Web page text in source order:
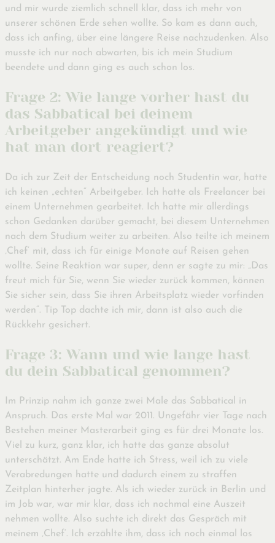
und mir wurde ziemlich schnell klar, dass ich mehr von
unserer schönen Erde sehen wollte. So kam es dann auch,
dass ich anfing, über eine längere Reise nachzudenken. Also
musste ich nur noch abwarten, bis ich mein Studium
beendete und dann ging es auch schon los.
Frage 2: Wie lange vorher hast du
das Sabbatical bei deinem
Arbeitgeber angekündigt und wie
hat man dort reagiert?
Da ich zur Zeit der Entscheidung noch Studentin war, hatte
ich keinen „echten“ Arbeitgeber. Ich hatte als Freelancer bei
einem Unternehmen gearbeitet. Ich hatte mir allerdings
schon Gedanken darüber gemacht, bei diesem Unternehmen
nach dem Studium weiter zu arbeiten. Also teilte ich meinem
‚Chef‘ mit, dass ich für einige Monate auf Reisen gehen
wollte. Seine Reaktion war super, denn er sagte zu mir: „Das
freut mich für Sie, wenn Sie wieder zurück kommen, können
Sie sicher sein, dass Sie ihren Arbeitsplatz wieder vorfinden
werden“. Tip Top dachte ich mir, dann ist also auch die
Rückkehr gesichert.
Frage 3: Wann und wie lange hast
du dein Sabbatical genommen?
Im Prinzip nahm ich ganze zwei Male das Sabbatical in
Anspruch. Das erste Mal war 2011. Ungefähr vier Tage nach
Bestehen meiner Masterarbeit ging es für drei Monate los.
Viel zu kurz, ganz klar, ich hatte das ganze absolut
unterschätzt. Am Ende hatte ich Stress, weil ich zu viele
Verabredungen hatte und dadurch einem zu straffen
Zeitplan hinterher jagte. Als ich wieder zurück in Berlin und
im Job war, war mir klar, dass ich nochmal eine Auszeit
nehmen wollte. Also suchte ich direkt das Gespräch mit
meinem ‚Chef‘. Ich erzählte ihm, dass ich noch einmal los